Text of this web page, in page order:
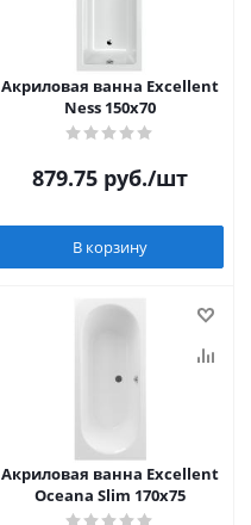
Акриловая ванна Excellent
Ness 150x70
879.75руб./шт
В корзину
Акриловая ванна Excellent
Oceana Slim 170x75